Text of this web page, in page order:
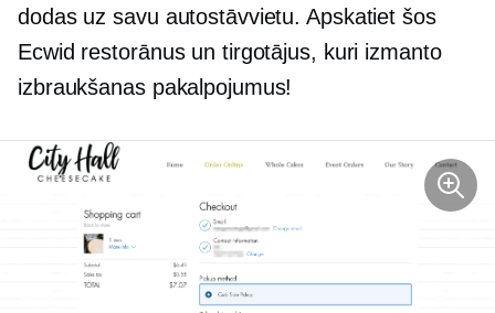
dodas uz savu autostāvvietu. Apskatiet šos
Ecwid restorānus un tirgotājus, kuri izmanto
izbraukšanas pakalpojumus!